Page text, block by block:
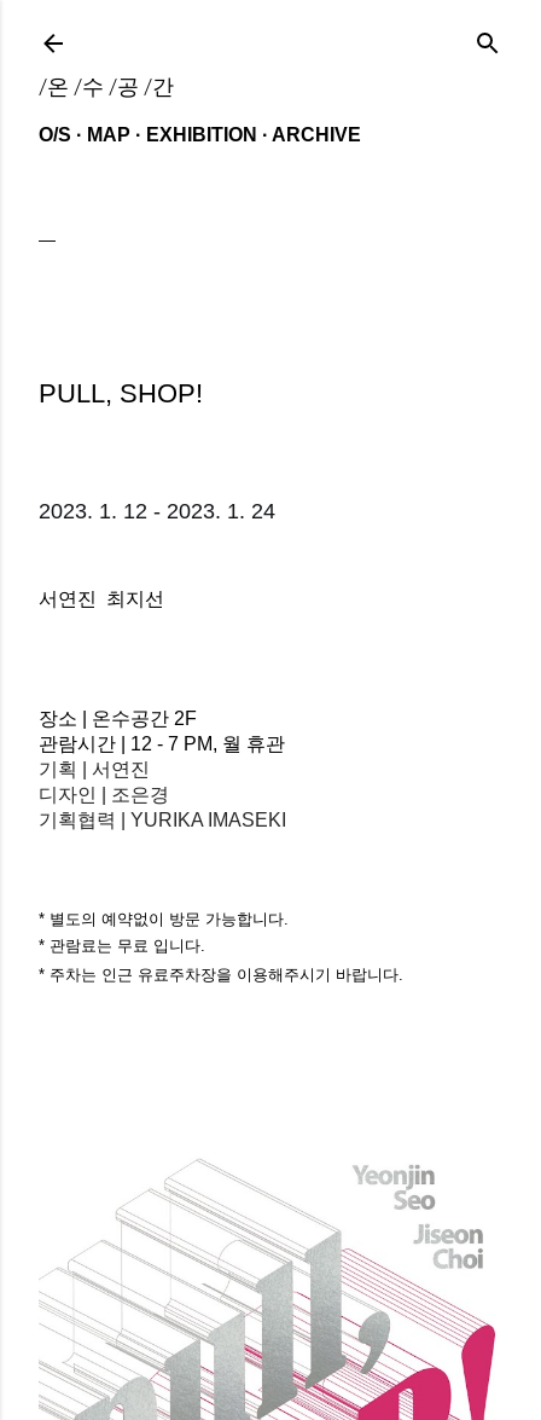
/온 /수 /공 /간
O/S MAP EXHIBITION ARCHIVE
PULL, SHOP!
2023. 1. 12 - 2023. 1. 24
서연진 최지선
장소 | 온수공간 2F
관람시간 | 12 - 7 PM, 월 휴관
기획 | 서연진
디자인 | 조은경
기획협력 | YURIKA IMASEKI
* 별도의 예약없이 방문 가능합니다.
* 관람료는 무료 입니다.
* 주차는 인근 유료주차장을 이용해주시기 바랍니다.